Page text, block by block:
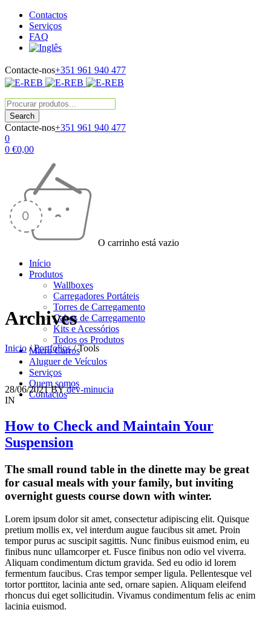
Contactos
Serviços
FAQ
Contacte-nos+351 961 940 477
Contacte-nos+351 961 940 477
0
0 €0,00
O carrinho está vazio
Início
Produtos
Wallboxes
Carregadores Portáteis
Torres de Carregamento
Cabos de Carregamento
Kits e Acessórios
Todos os Produtos
Micro Carros
Aluguer de Veículos
Serviços
Quem somos
Contactos
Archives
Inicio / Portfolios / Tools
28/06/2021BY dev-minucia
IN
How to Check and Maintain Your
Suspension
The small round table in the dinette may be great
for casual meals with your family, but inviting
overnight guests course down with winter.
Lorem ipsum dolor sit amet, consectetur adipiscing elit. Quisque
pretium mollis ex, vel interdum augue faucibus sit amet. Proin
tempor purus ac suscipit sagittis. Nunc finibus euismod enim, eu
finibus nunc ullamcorper et. Fusce finibus non odio vel viverra.
Aliquam condimentum dictum gravida. Sed eu odio id lorem
fermentum faucibus. Cras tempor semper ligula. Pellentesque vel
tortor porttitor, lacinia ante sed, ornare sapien. Aliquam eleifend
rhoncus dui eget sollicitudin. Vivamus condimentum felis ac enim
lacinia euismod.